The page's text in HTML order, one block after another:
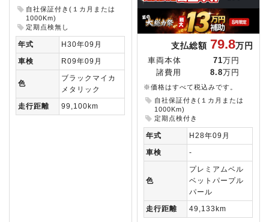
自社保証付き(１カ月または
1000Km)
定期点検無し
年式
H30年09月
車検
R09年09月
色
ブラックマイカ
メタリック
走行距離
99,100km
支払総額 79.8万円
車両本体 71万円
諸費用
8.8万円
※価格はすべて税込みです。
自社保証付き(１カ月または
1000Km)
定期点検付き
年式
H28年09月
車検
-
色
プレミアムベル
ベットパープル
パール
走行距離
49,133km